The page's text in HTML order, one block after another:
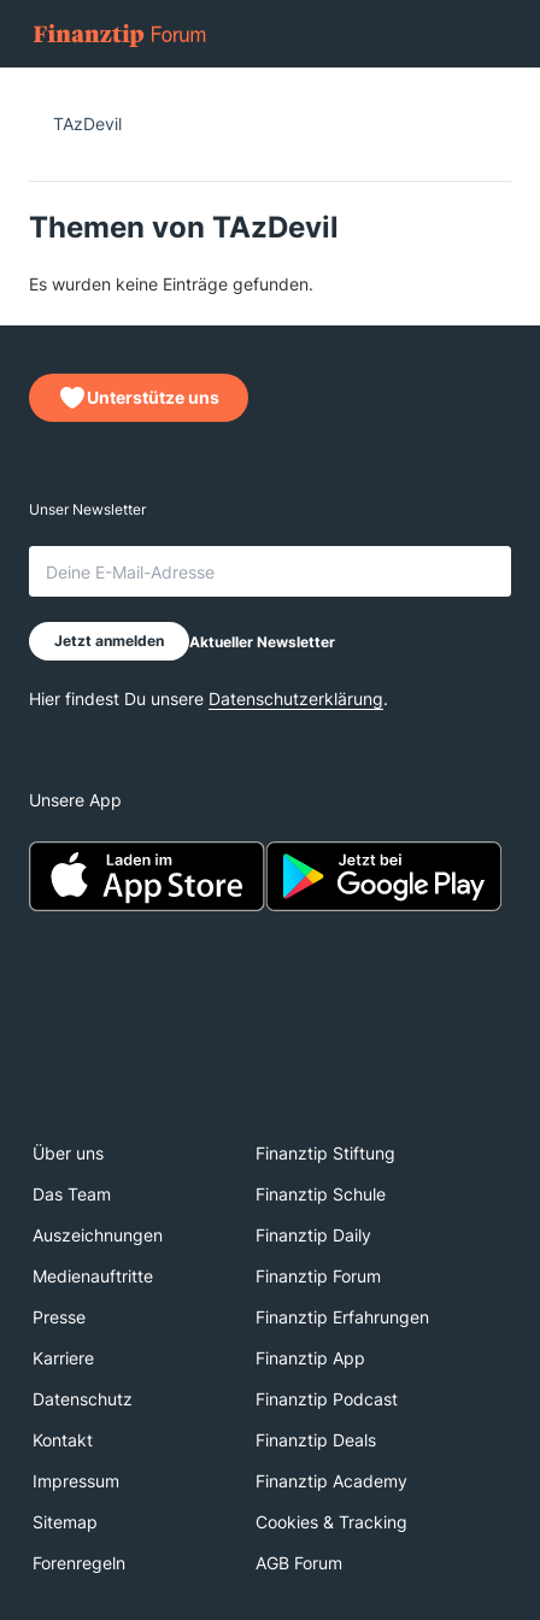
TAzDevil
Themen von TAzDevil
Es wurden keine Einträge gefunden.
Unterstütze uns
Unsere App
Über uns
Finanztip Stiftung
Das Team
Finanztip Schule
Auszeichnungen
Finanztip Daily
Medienauftritte
Finanztip Forum
Presse
Finanztip Erfahrungen
Karriere
Finanztip App
Datenschutz
Finanztip Podcast
Kontakt
Finanztip Deals
Impressum
Finanztip Academy
Sitemap
Cookies & Tracking
Forenregeln
AGB Forum